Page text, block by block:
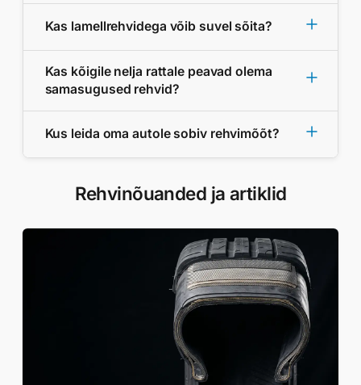
Kas lamellrehvidega võib suvel sõita?
Kas kõigile nelja rattale peavad olema
samasugused rehvid?
Kus leida oma autole sobiv rehvimõõt?
Rehvinõuanded ja artiklid